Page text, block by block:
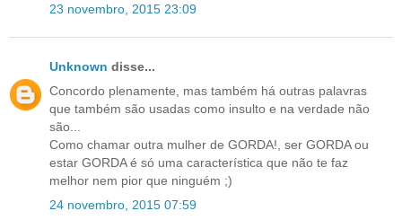
23 novembro, 2015 23:09
Unknown disse...
Concordo plenamente, mas também há outras palavras
que também são usadas como insulto e na verdade não
são...
Como chamar outra mulher de GORDA!, ser GORDA ou
estar GORDA é só uma característica que não te faz
melhor nem pior que ninguém ;)
24 novembro, 2015 07:59